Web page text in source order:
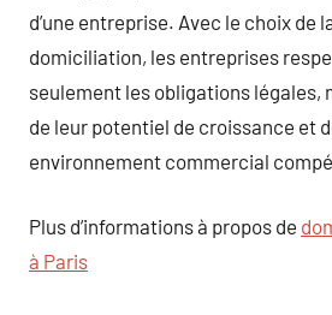
d’une entreprise. Avec le choix de
domiciliation, les entreprises
seulement les obligations légales,
de leur potentiel de croissance et
environnement commercial
Plus d’informations à propos de
à Paris